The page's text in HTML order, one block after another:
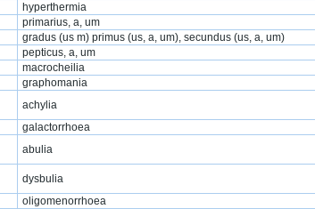
hyperthermia
primarius, a, um
gradus (us m) primus (us, a, um), secundus (us, a, um)
pepticus, a, um
macrocheilia
graphomania
achylia
galactorrhoea
abulia
dysbulia
oligomenorrhoea